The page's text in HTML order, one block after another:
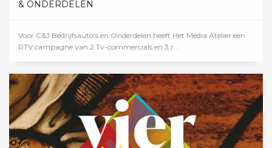
& ONDERDELEN
Voor C&J Bedrijfsauto’s en Onderdelen heeft Het Media Atelier een
RTV campagne van 2 Tv-commercials en 3 r...